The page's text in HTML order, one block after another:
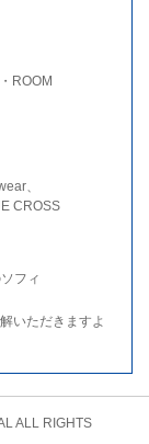
ROOM
、
CROSS
フィ
いただきますよ